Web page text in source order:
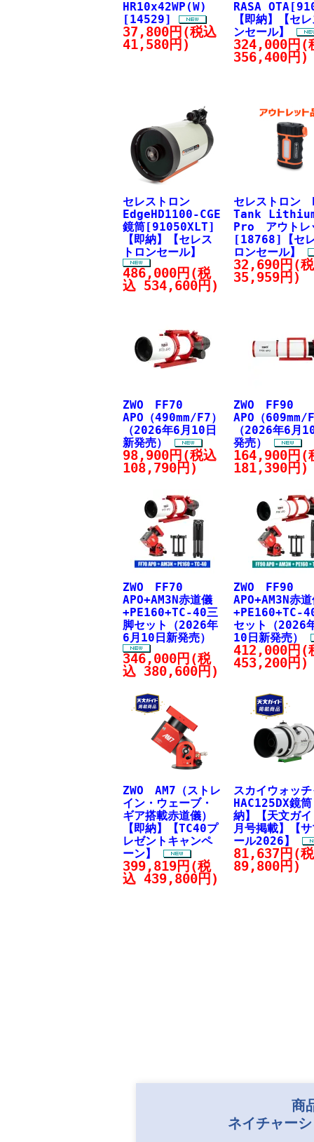
HR10x42WP(W)
[14529]
37,800円(税込
41,580円)
RASA
【即納】【セ
ンセール】
324,000円(
356,400円)
セレストロン
EdgeHD1100-CGE
鏡筒[91050XLT]
【即納】【セレス
トロンセール】
486,000円(税
込 534,600円)
セレストロン
Tank
Pro アウトレ
[18768]【セ
ロンセール】
32,690円(
35,959円)
ZWO FF70
APO（490mm/F7）
（2026年6月10日
新発売）
98,900円(税込
108,790円)
ZWO FF90
APO（
（2026年6月
発売）
164,900円(
181,390円)
ZWO FF70
APO+AM3N赤道儀
+PE160+TC-40三
脚セット（2026年
6月10日新発売）
346,000円(税
込 380,600円)
ZWO FF90
APO+AM3N赤
+PE160+TC-
セット（2026
10日新発売）
412,000円(
453,200円)
ZWO AM7（ストレ
イン・ウェーブ・
ギア搭載赤道儀）
【即納】【TC40プ
レゼントキャンペ
ーン】
399,819円(税
込 439,800円)
スカイウォッ
HAC125DX鏡
納】【天文ガ
月号掲載】【
ール2026】
81,637円(
89,800円)
商
ネイチャー